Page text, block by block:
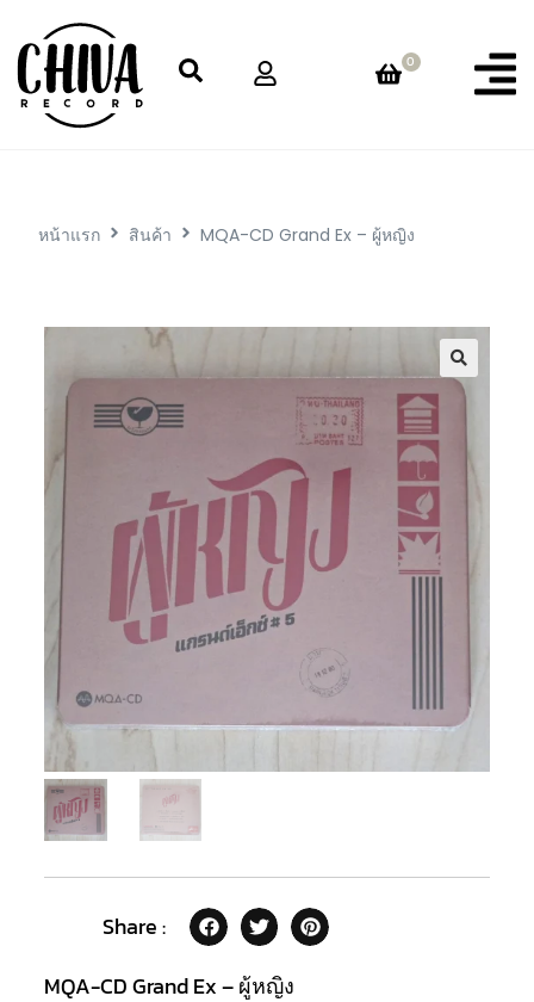
0
หน้าแรก สินค้า MQA-CD Grand Ex – ผู้หญิง
Share :
MQA-CD Grand Ex – ผู้หญิง